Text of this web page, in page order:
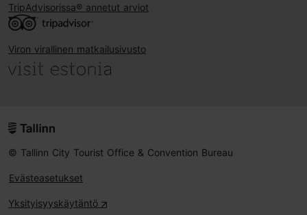
TripAdvisorissa® annetut arviot
Viron virallinen matkailusivusto
© Tallinn City Tourist Office & Convention Bureau
Evästeasetukset
Yksityisyyskäytäntö